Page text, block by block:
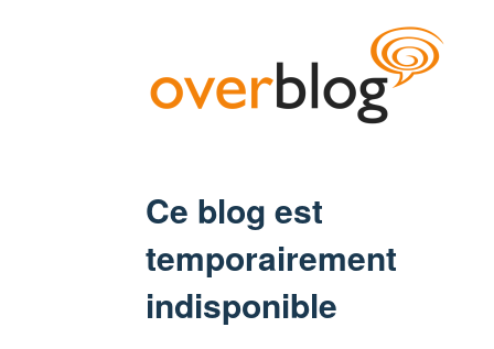
Ce blog est
temporairement
indisponible